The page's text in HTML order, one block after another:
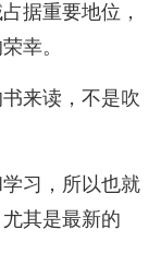
据重要地位，
幸。
来读，不是吹
习，所以也就
其是最新的